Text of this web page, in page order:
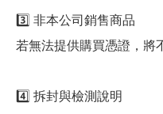
3️⃣ 非本公司銷售商品
若無法提供購買憑證，將
4️⃣ 拆封與檢測說明